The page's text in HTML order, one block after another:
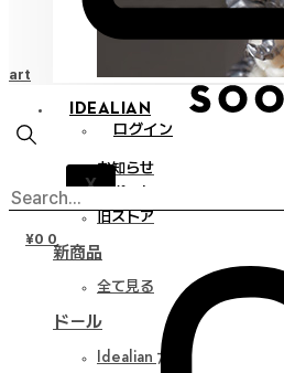
IDEALIAN
ログイン
X
お知らせ
サポート
旧ストア
新商品
全て見る
ドール
Idealian 75 M
¥0 0